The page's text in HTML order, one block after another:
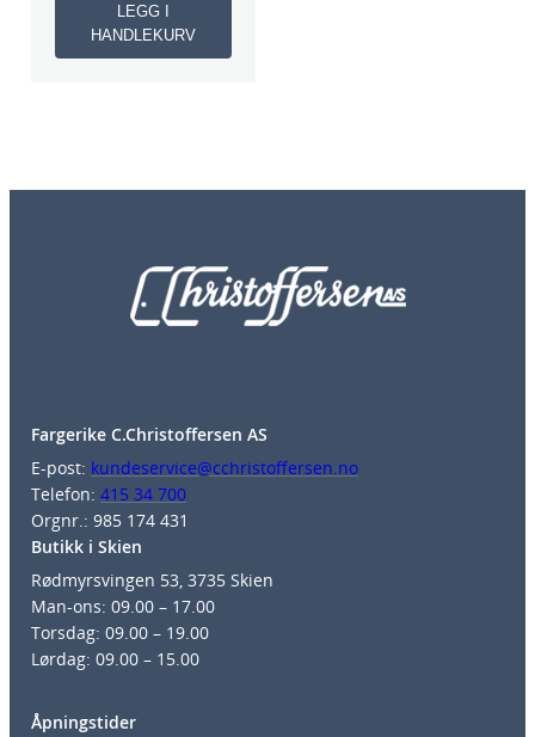
LEGG I
HANDLEKURV
Fargerike C.Christoffersen AS
E-post: kundeservice@cchristoffersen.no
Telefon: 415 34 700
Orgnr.: 985 174 431
Butikk i Skien
Rødmyrsvingen 53, 3735 Skien
Man-ons: 09.00 – 17.00
Torsdag: 09.00 – 19.00
Lørdag: 09.00 – 15.00
Åpningstider